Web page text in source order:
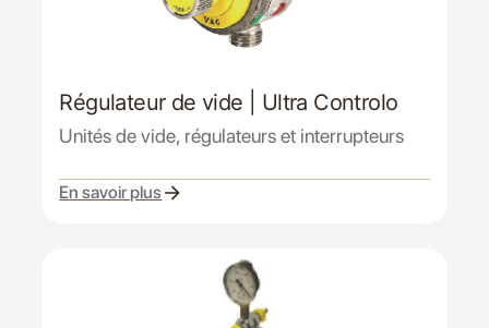
Régulateur de vide | Ultra Controlo
Unités de vide, régulateurs et interrupteurs
En savoir plus